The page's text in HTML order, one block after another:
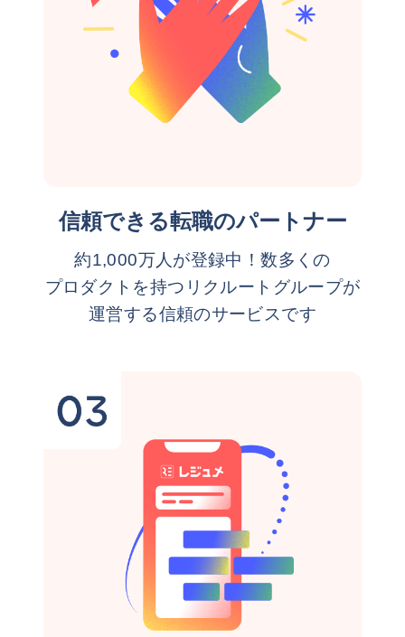
信頼できる転職のパートナー
約1,000万人が登録中！数多くの
プロダクトを持つリクルートグループが
運営する信頼のサービスです